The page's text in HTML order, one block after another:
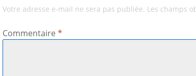
Votre adresse e-mail ne sera pas publiée. Les champs
Commentaire*